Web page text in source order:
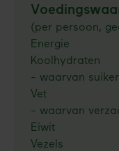
(per persoon,
Energie
Koolhydraten
- waarvan
Vet
- waarvan
Eiwit
Vezels